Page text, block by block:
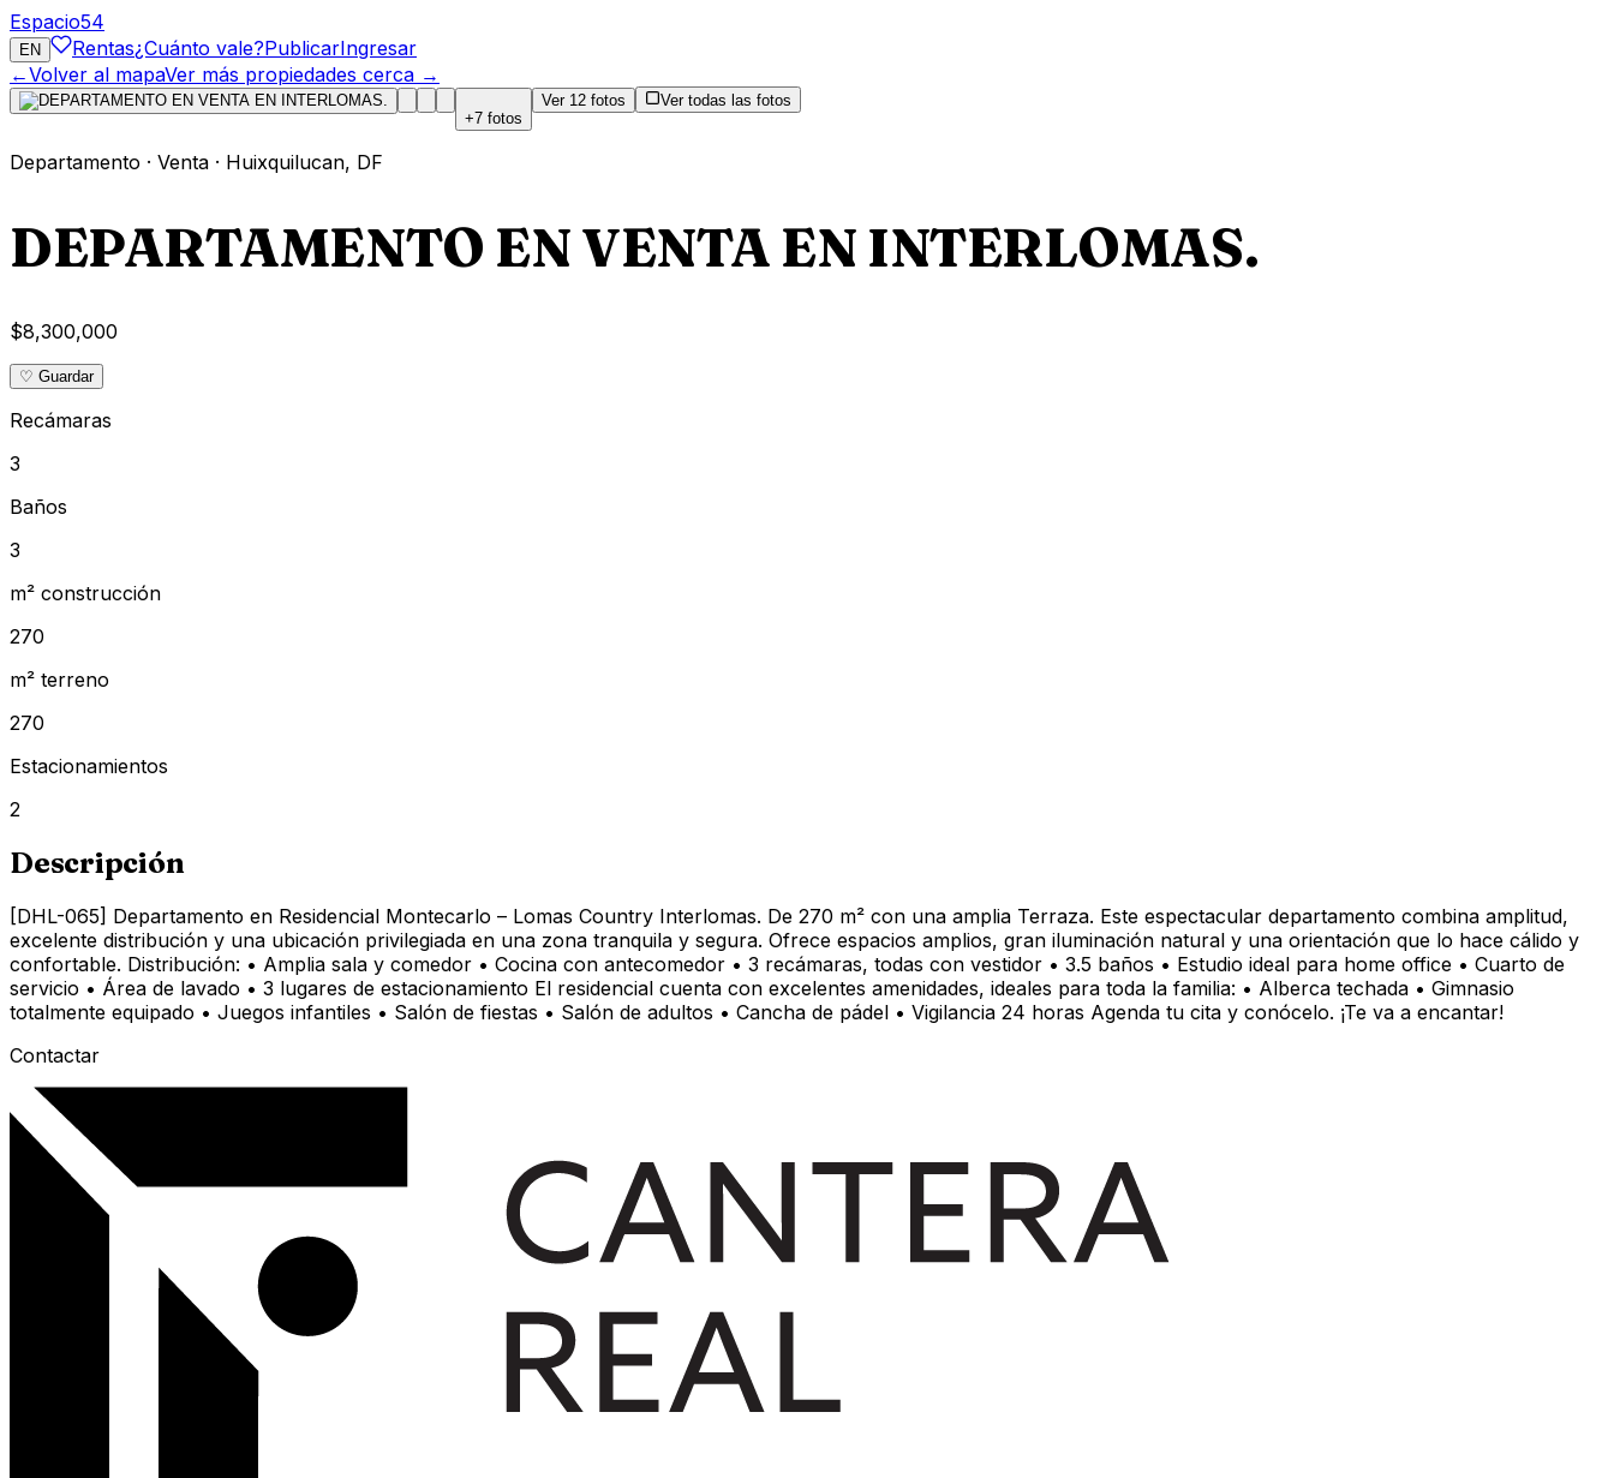
Espacio54
EN Rentas¿Cuánto vale?PublicarIngresar
←Volver al mapaVer más propiedades cerca →
+7 fotos
Ver 12 fotos Ver todas las fotos
Departamento · Venta · Huixquilucan, DF
DEPARTAMENTO EN VENTA EN INTERLOMAS.
$8,300,000
♡ Guardar
Recámaras
3
Baños
3
m² construcción
270
m² terreno
270
Estacionamientos
2
Descripción
[DHL-065] Departamento en Residencial Montecarlo – Lomas Country Interlomas. De 270 m² con una amplia Terraza. Este espectacular departamento combina amplitud,
excelente distribución y una ubicación privilegiada en una zona tranquila y segura. Ofrece espacios amplios, gran iluminación natural y una orientación que lo hace cálido y
confortable. Distribución: • Amplia sala y comedor • Cocina con antecomedor • 3 recámaras, todas con vestidor • 3.5 baños • Estudio ideal para home office • Cuarto de
servicio • Área de lavado • 3 lugares de estacionamiento El residencial cuenta con excelentes amenidades, ideales para toda la familia: • Alberca techada • Gimnasio
totalmente equipado • Juegos infantiles • Salón de fiestas • Salón de adultos • Cancha de pádel • Vigilancia 24 horas Agenda tu cita y conócelo. ¡Te va a encantar!
Contactar